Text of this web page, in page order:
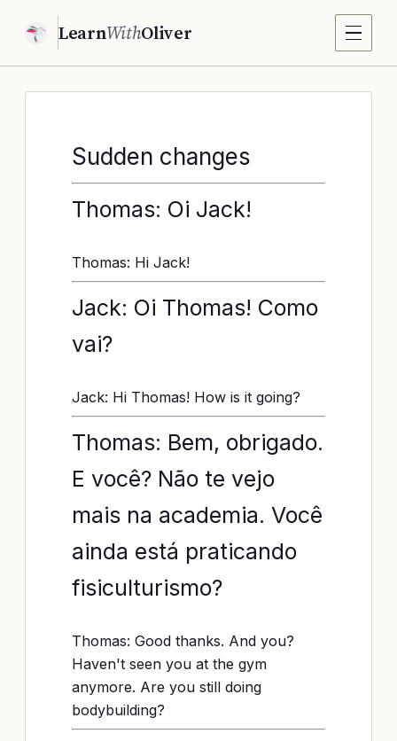
LearnWithOliver
Sudden changes
Thomas: Oi Jack!
Thomas: Hi Jack!
Jack: Oi Thomas! Como
vai?
Jack: Hi Thomas! How is it going?
Thomas: Bem, obrigado.
E você? Não te vejo
mais na academia. Você
ainda está praticando
fisiculturismo?
Thomas: Good thanks. And you?
Haven't seen you at the gym
anymore. Are you still doing
bodybuilding?